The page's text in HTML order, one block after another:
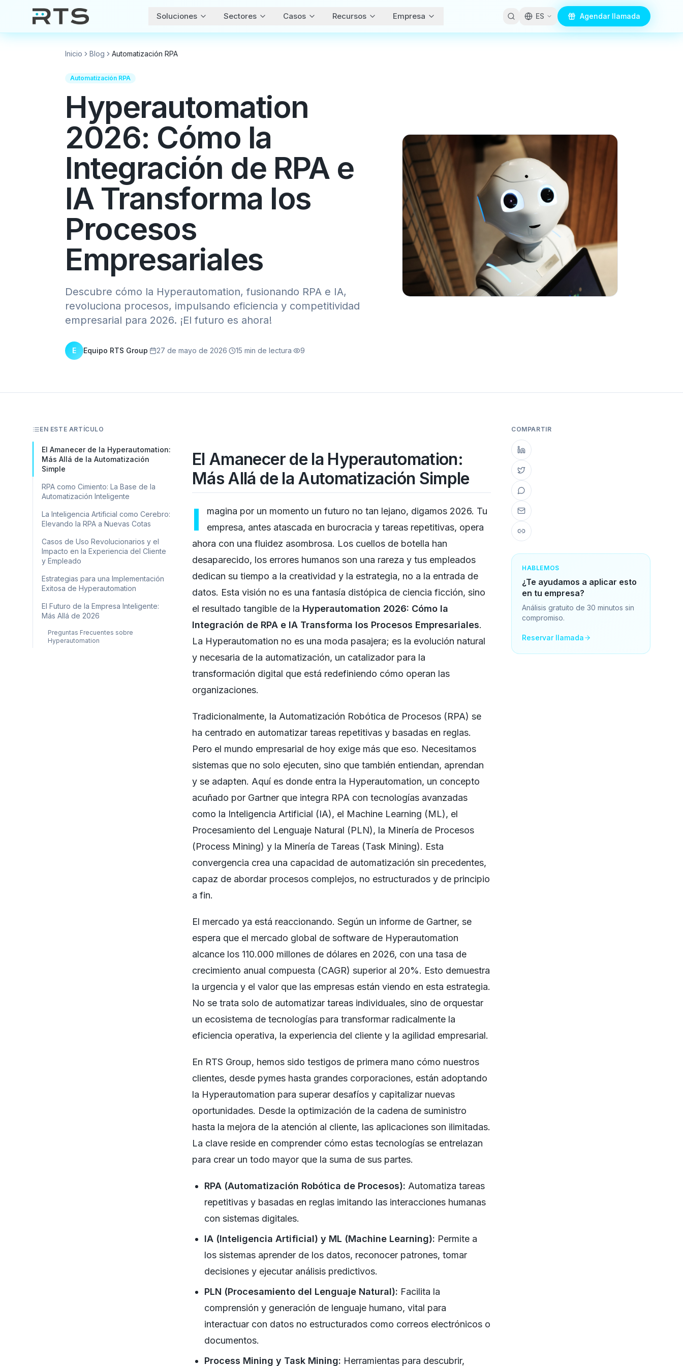
Soluciones Sectores Casos Recursos Empresa ES Agendar llamada
Inicio Blog Automatización RPA
Automatización RPA
Hyperautomation
2026: Cómo la
Integración de RPA e
IA Transforma los
Procesos
Empresariales
Descubre cómo la Hyperautomation, fusionando RPA e IA,
revoluciona procesos, impulsando eficiencia y competitividad
empresarial para 2026. ¡El futuro es ahora!
E Equipo RTS Group· 27 de mayo de 2026· 15 min de lectura· 9
EN ESTE ARTÍCULO
El Amanecer de la Hyperautomation:
Más Allá de la Automatización
Simple
RPA como Cimiento: La Base de la
Automatización Inteligente
La Inteligencia Artificial como Cerebro:
Elevando la RPA a Nuevas Cotas
Casos de Uso Revolucionarios y el
Impacto en la Experiencia del Cliente
y Empleado
Estrategias para una Implementación
Exitosa de Hyperautomation
El Futuro de la Empresa Inteligente:
Más Allá de 2026
Preguntas Frecuentes sobre
Hyperautomation
El Amanecer de la Hyperautomation:
Más Allá de la Automatización Simple
I
magina por un momento un futuro no tan lejano, digamos 2026. Tu
empresa, antes atascada en burocracia y tareas repetitivas, opera
ahora con una fluidez asombrosa. Los cuellos de botella han
desaparecido, los errores humanos son una rareza y tus empleados
dedican su tiempo a la creatividad y la estrategia, no a la entrada de
datos. Esta visión no es una fantasía distópica de ciencia ficción, sino
el resultado tangible de la Hyperautomation 2026: Cómo la
Integración de RPA e IA Transforma los Procesos Empresariales.
La Hyperautomation no es una moda pasajera; es la evolución natural
y necesaria de la automatización, un catalizador para la
transformación digital que está redefiniendo cómo operan las
organizaciones.
Tradicionalmente, la Automatización Robótica de Procesos (RPA) se
ha centrado en automatizar tareas repetitivas y basadas en reglas.
Pero el mundo empresarial de hoy exige más que eso. Necesitamos
sistemas que no solo ejecuten, sino que también entiendan, aprendan
y se adapten. Aquí es donde entra la Hyperautomation, un concepto
acuñado por Gartner que integra RPA con tecnologías avanzadas
como la Inteligencia Artificial (IA), el Machine Learning (ML), el
Procesamiento del Lenguaje Natural (PLN), la Minería de Procesos
(Process Mining) y la Minería de Tareas (Task Mining). Esta
convergencia crea una capacidad de automatización sin precedentes,
capaz de abordar procesos complejos, no estructurados y de principio
a fin.
El mercado ya está reaccionando. Según un informe de Gartner, se
espera que el mercado global de software de Hyperautomation
alcance los 110.000 millones de dólares en 2026, con una tasa de
crecimiento anual compuesta (CAGR) superior al 20%. Esto demuestra
la urgencia y el valor que las empresas están viendo en esta estrategia.
No se trata solo de automatizar tareas individuales, sino de orquestar
un ecosistema de tecnologías para transformar radicalmente la
eficiencia operativa, la experiencia del cliente y la agilidad empresarial.
En RTS Group, hemos sido testigos de primera mano cómo nuestros
clientes, desde pymes hasta grandes corporaciones, están adoptando
la Hyperautomation para superar desafíos y capitalizar nuevas
oportunidades. Desde la optimización de la cadena de suministro
hasta la mejora de la atención al cliente, las aplicaciones son ilimitadas.
La clave reside en comprender cómo estas tecnologías se entrelazan
para crear un todo mayor que la suma de sus partes.
RPA (Automatización Robótica de Procesos): Automatiza tareas
repetitivas y basadas en reglas imitando las interacciones humanas
con sistemas digitales.
IA (Inteligencia Artificial) y ML (Machine Learning): Permite a
los sistemas aprender de los datos, reconocer patrones, tomar
decisiones y ejecutar análisis predictivos.
PLN (Procesamiento del Lenguaje Natural): Facilita la
comprensión y generación de lenguaje humano, vital para
interactuar con datos no estructurados como correos electrónicos o
documentos.
Process Mining y Task Mining: Herramientas para descubrir,
COMPARTIR
HABLEMOS
¿Te ayudamos a aplicar esto
en tu empresa?
Análisis gratuito de 30 minutos sin
compromiso.
Reservar llamada